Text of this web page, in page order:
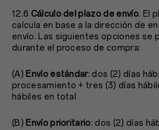
12.6 Cálculo del plazo de envío. El
calcula en base a la dirección de
envío. Las siguientes opciones se
durante el proceso de compra:
(A) Envío estándar: dos (2) días
procesamiento + tres (3) días
hábiles en total
(B) Envío prioritario: dos (2) días